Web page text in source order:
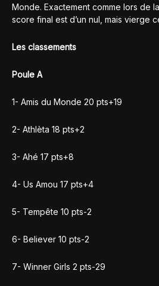
Monde. Exactement comme lors de
score final est d’un nul, mais vierge
Les classements
Poule A
1- Amis du Monde 20 pts+19
2- Athlèta 18 pts+2
3- Ahé 17 pts+8
4- Us Amou 17 pts+4
5- Tempête 10 pts-2
6- Believer 10 pts-2
7- Winner Girls 2 pts-29